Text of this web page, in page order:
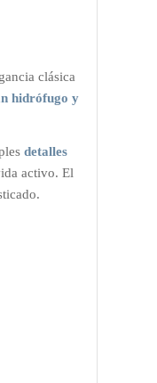
clásica
hidrófugo y
detalles
activo. El